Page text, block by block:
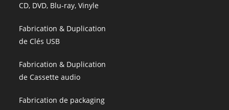
CD, DVD, Blu-ray, Vinyle
Fabrication & Duplication
de Clés USB
Fabrication & Duplication
de Cassette audio
Fabrication de packaging